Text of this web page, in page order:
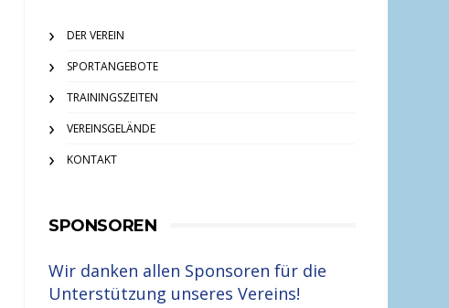
DER VEREIN
SPORTANGEBOTE
TRAININGSZEITEN
VEREINSGELÄNDE
KONTAKT
SPONSOREN
Wir danken allen Sponsoren für die
Unterstützung unseres Vereins!